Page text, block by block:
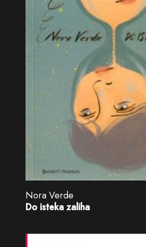
Nora Verde
Do isteka zaliha